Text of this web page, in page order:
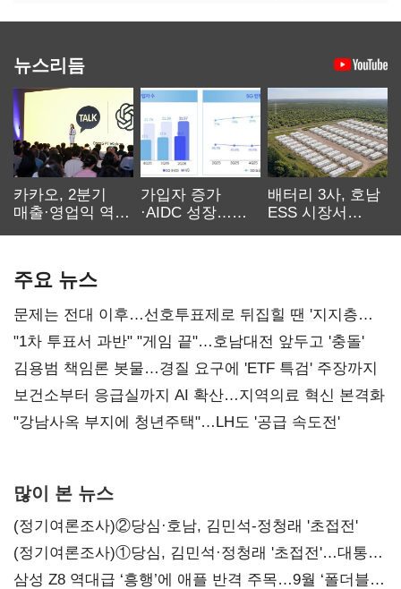
뉴스리듬
카카오, 2분기
매출·영업익 역대
가입자 증가
·AIDC 성장…
배터리 3사, 호남
ESS 시장서
주요 뉴스
문제는 전대 이후…선호투표제로 뒤집힐 땐 '지지층
불복'
"1차 투표서 과반" "게임 끝"…호남대전 앞두고 '충돌'
김용범 책임론 봇물…경질 요구에 'ETF 특검' 주장까지
보건소부터 응급실까지 AI 확산…지역의료 혁신 본격화
"강남사옥 부지에 청년주택"…LH도 '공급 속도전'
많이 본 뉴스
(정기여론조사)②당심·호남, 김민석-정청래 '초접전'
(정기여론조사)①당심, 김민석·정청래 '초접전'…대통령
지지도 '50% 아래로'(종합)
삼성 Z8 역대급 ‘흥행’에 애플 반격 주목…9월 ‘폴더블